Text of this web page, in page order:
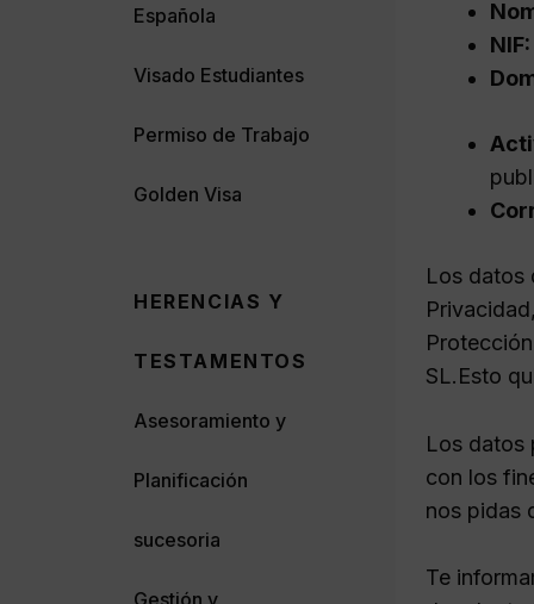
NIF:
Los datos
SL.Esto
Los datos
con los
nos pidas
Te
Española
Visado Estudiantes
Permiso de Trabajo
Golden Visa
HERENCIAS Y
TESTAMENTOS
Asesoramiento y
Planificación
sucesoria
Gestión y